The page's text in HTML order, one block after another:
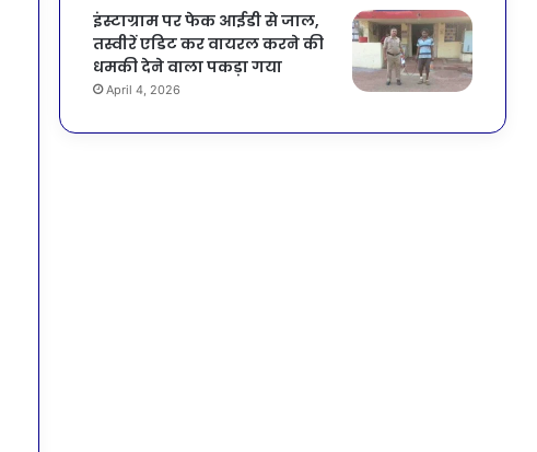
इंस्टाग्राम पर फेक आईडी से जाल,
तस्वीरें एडिट कर वायरल करने की
धमकी देने वाला पकड़ा गया
April 4, 2026